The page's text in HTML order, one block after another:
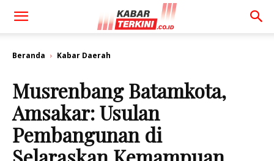
Beranda Kabar Daerah
Musrenbang Batamkota,
Amsakar: Usulan
Pembangunan di